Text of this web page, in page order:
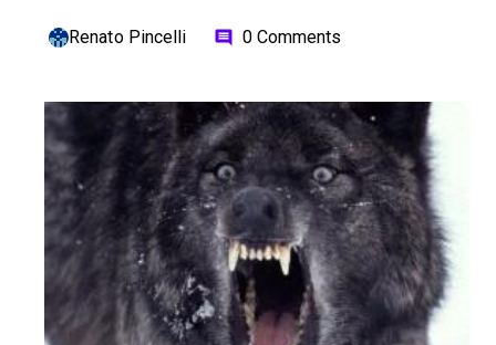
Renato Pincelli comment 0 Comments